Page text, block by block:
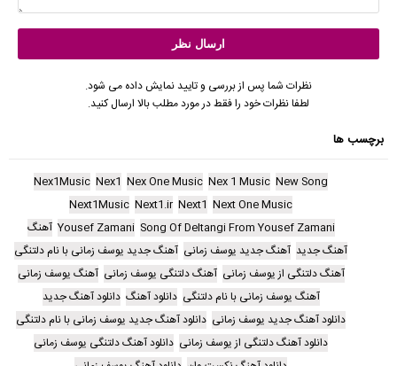
نظرات شما پس از بررسی و تایید نمایش داده می شود.
لطفا نظرات خود را فقط در مورد مطلب بالا ارسال کنید.
برچسب ها
New Song
Nex 1 Music
Nex One Music
Nex1
Nex1Music
Next One Music
Next1
Next1.ir
Next1Music
Song Of Deltangi From Yousef Zamani
Yousef Zamani آهنگ
آهنگ جدید آهنگ جدید یوسف زمانی آهنگ جدید یوسف زمانی با نام دلتنگی
آهنگ دلتنگی از یوسف زمانی آهنگ دلتنگی یوسف زمانی آهنگ یوسف زمانی
آهنگ یوسف زمانی با نام دلتنگی دانلود آهنگ دانلود آهنگ جدید
دانلود آهنگ جدید یوسف زمانی دانلود آهنگ جدید یوسف زمانی با نام دلتنگی
دانلود آهنگ دلتنگی از یوسف زمانی دانلود آهنگ دلتنگی یوسف زمانی